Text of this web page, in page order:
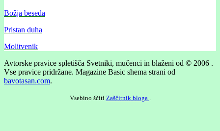
Božja beseda
Pristan duha
Molitvenik
Avtorske pravice spletišča Svetniki, mučenci in blaženi od © 2006 .
Vse pravice pridržane. Magazine Basic shema strani od
bavotasan.com.
Vsebino ščiti Zaščitnik bloga